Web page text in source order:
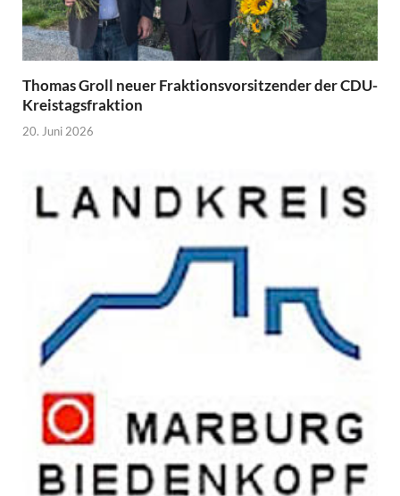
Thomas Groll neuer Fraktionsvorsitzender der CDU-
Kreistagsfraktion
20. Juni 2026